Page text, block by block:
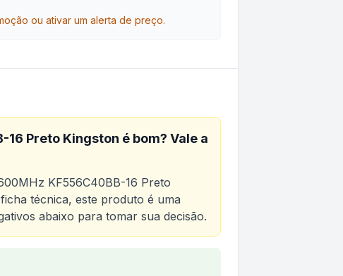
ou ativar um alerta de preço.
16 Preto Kingston é bom? Vale a
KF556C40BB-16 Preto
técnica, este produto é uma
abaixo para tomar sua decisão.